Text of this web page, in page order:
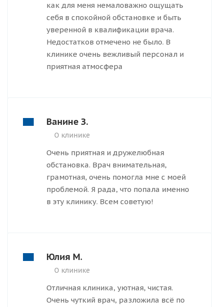
как для меня немаловажно ощущать
себя в спокойной обстановке и быть
уверенной в квалификации врача.
Недостатков отмечено не было. В
клинике очень вежливый персонал и
приятная атмосфера
Ванине З.
О клинике
Очень приятная и дружелюбная
обстановка. Врач внимательная,
грамотная, очень помогла мне с моей
проблемой. Я рада, что попала именно
в эту клинику. Всем советую!
Юлия М.
О клинике
Отличная клиника, уютная, чистая.
Очень чуткий врач, разложила всё по